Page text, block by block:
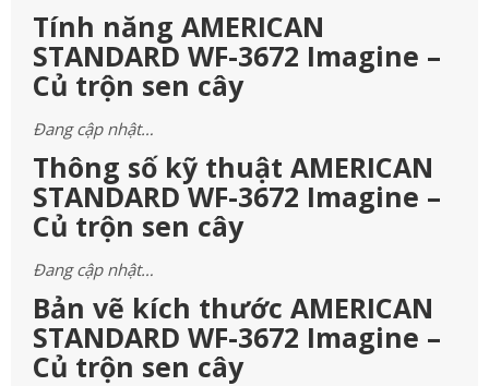
Tính năng AMERICAN
STANDARD WF-3672 Imagine –
Củ trộn sen cây
Đang cập nhật…
Thông số kỹ thuật AMERICAN
STANDARD WF-3672 Imagine –
Củ trộn sen cây
Đang cập nhật…
Bản vẽ kích thước AMERICAN
STANDARD WF-3672 Imagine –
Củ trộn sen cây